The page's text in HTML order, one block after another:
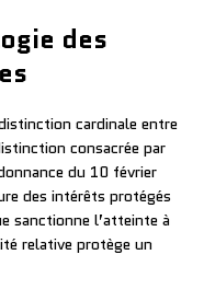
des
cardinale entre
consacrée par
du 10 février
des intérêts protégés
sanctionne l’atteinte à
relative protège un